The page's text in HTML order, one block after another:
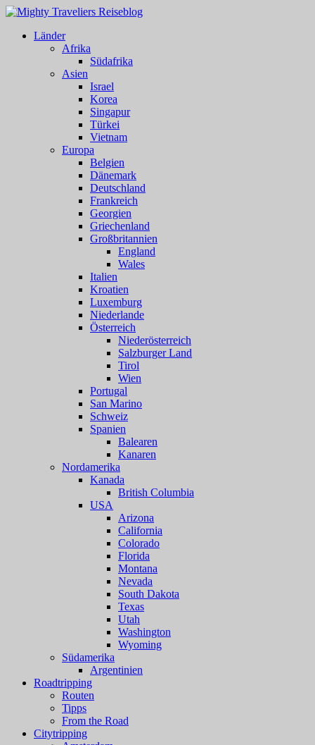
Länder
Afrika
Südafrika
Asien
Israel
Korea
Singapur
Türkei
Vietnam
Europa
Belgien
Dänemark
Deutschland
Frankreich
Georgien
Griechenland
Großbritannien
England
Wales
Italien
Kroatien
Luxemburg
Niederlande
Österreich
Niederösterreich
Salzburger Land
Tirol
Wien
Portugal
San Marino
Schweiz
Spanien
Balearen
Kanaren
Nordamerika
Kanada
British Columbia
USA
Arizona
California
Colorado
Florida
Montana
Nevada
South Dakota
Texas
Utah
Washington
Wyoming
Südamerika
Argentinien
Roadtripping
Routen
Tipps
From the Road
Citytripping